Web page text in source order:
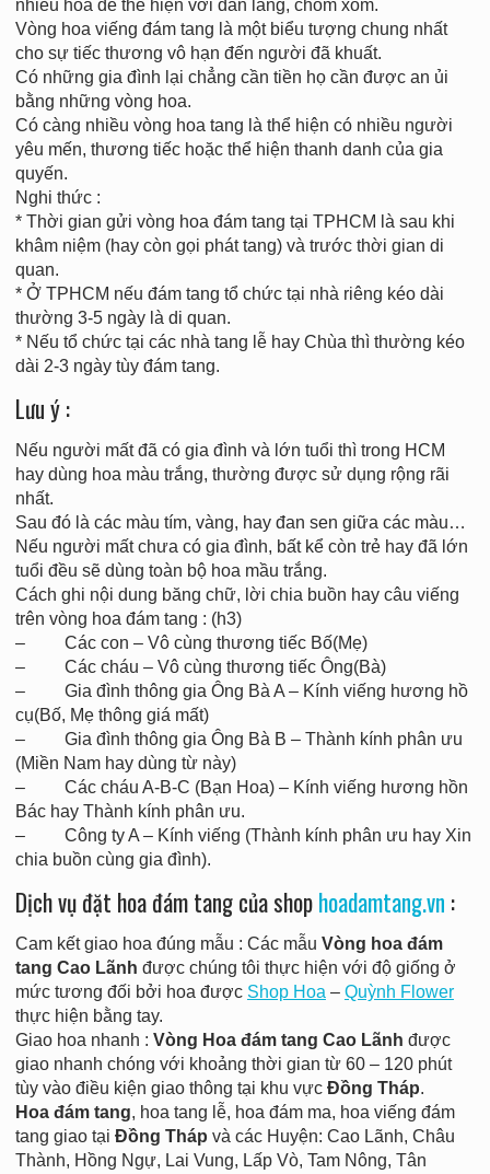
nhiều hoa để thể hiện với dân làng, chòm xóm.
Vòng hoa viếng đám tang là một biểu tượng chung nhất
cho sự tiếc thương vô hạn đến người đã khuất.
Có những gia đình lại chẳng cần tiền họ cần được an ủi
bằng những vòng hoa.
Có càng nhiều vòng hoa tang là thể hiện có nhiều người
yêu mến, thương tiếc hoặc thể hiện thanh danh của gia
quyến.
Nghi thức :
* Thời gian gửi vòng hoa đám tang tại TPHCM là sau khi
khâm niệm (hay còn gọi phát tang) và trước thời gian di
quan.
* Ở TPHCM nếu đám tang tổ chức tại nhà riêng kéo dài
thường 3-5 ngày là di quan.
* Nếu tổ chức tại các nhà tang lễ hay Chùa thì thường kéo
dài 2-3 ngày tùy đám tang.
Lưu ý :
Nếu người mất đã có gia đình và lớn tuổi thì trong HCM
hay dùng hoa màu trắng, thường được sử dụng rộng rãi
nhất.
Sau đó là các màu tím, vàng, hay đan sen giữa các màu…
Nếu người mất chưa có gia đình, bất kể còn trẻ hay đã lớn
tuổi đều sẽ dùng toàn bộ hoa mầu trắng.
Cách ghi nội dung băng chữ, lời chia buồn hay câu viếng
trên vòng hoa đám tang : (h3)
– Các con – Vô cùng thương tiếc Bố(Mẹ)
– Các cháu – Vô cùng thương tiếc Ông(Bà)
– Gia đình thông gia Ông Bà A – Kính viếng hương hồ
cụ(Bố, Mẹ thông giá mất)
– Gia đình thông gia Ông Bà B – Thành kính phân ưu
(Miền Nam hay dùng từ này)
– Các cháu A-B-C (Bạn Hoa) – Kính viếng hương hồn
Bác hay Thành kính phân ưu.
– Công ty A – Kính viếng (Thành kính phân ưu hay Xin
chia buồn cùng gia đình).
Dịch vụ đặt hoa đám tang của shophoadamtang.vn :
Cam kết giao hoa đúng mẫu : Các mẫu Vòng hoa đám
tang Cao Lãnh được chúng tôi thực hiện với độ giống ở
mức tương đối bởi hoa được Shop Hoa– Quỳnh Flower
thực hiện bằng tay.
Giao hoa nhanh : Vòng Hoa đám tang Cao Lãnh được
giao nhanh chóng với khoảng thời gian từ 60 – 120 phút
tùy vào điều kiện giao thông tại khu vực Đồng Tháp.
Hoa đám tang, hoa tang lễ, hoa đám ma, hoa viếng đám
tang giao tại Đồng Tháp và các Huyện: Cao Lãnh, Châu
Thành, Hồng Ngự, Lai Vung, Lấp Vò, Tam Nông, Tân